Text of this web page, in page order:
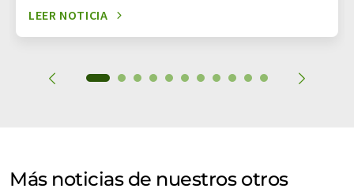
LEER NOTICIA
Más noticias de nuestros otros